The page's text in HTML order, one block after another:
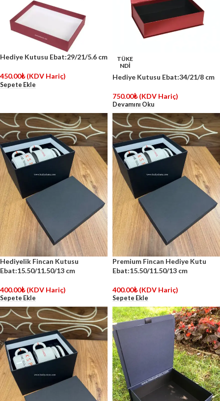
Hediye Kutusu Ebat:29/21/5.6 cm
450.00₺ (KDV Hariç)
Sepete Ekle
TÜKE
NDİ
Hediye Kutusu Ebat:34/21/8 cm
750.00₺ (KDV Hariç)
Devamını Oku
Hediyelik Fincan Kutusu
Ebat:15.50/11.50/13 cm
400.00₺ (KDV Hariç)
Sepete Ekle
Premium Fincan Hediye Kutu
Ebat:15.50/11.50/13 cm
400.00₺ (KDV Hariç)
Sepete Ekle